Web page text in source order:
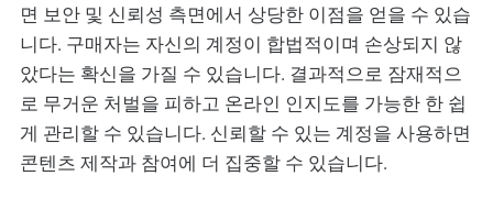
면 보안 및 신뢰성 측면에서 상당한 이점을 얻을 수 있습
니다. 구매자는 자신의 계정이 합법적이며 손상되지 않
았다는 확신을 가질 수 있습니다. 결과적으로 잠재적으
로 무거운 처벌을 피하고 온라인 인지도를 가능한 한 쉽
게 관리할 수 있습니다. 신뢰할 수 있는 계정을 사용하면
콘텐츠 제작과 참여에 더 집중할 수 있습니다.